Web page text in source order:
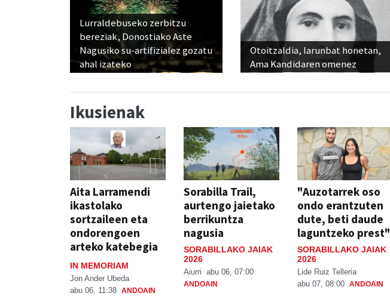
Lurraldebuseko zerbitzu
bereziak, Donostiako Aste
Nagusiko su-artifizialez gozatu
ahal izateko
Otoitzaldia, larunbat honetan,
Ama Kandidaren omenez
Ikusienak
Aita Larramendi
ikastolako
sortzaileen eta
ondorengoen
arteko katebegia
IN MEMORIAM
Jon Ander Ubeda
abu 06, 11:38 ANDOAIN
Sorabilla Trail,
aurtengo jaietako
berrikuntza
nagusia
SORABILLAKO JAIAK
2026
Aiurri abu 06, 07:00
ANDOAIN
"Auzotarrek oso
ondo erantzuten
dute, beti daude
laguntzeko prest"
SORABILLAKO JAIAK
2026
Lide Ruiz Telleria
abu 07, 08:00 ANDOAIN